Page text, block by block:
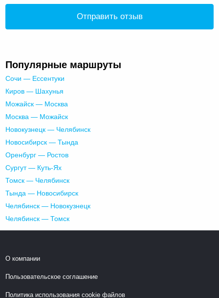
Отправить отзыв
Популярные маршруты
Сочи — Ессентуки
Киров — Шахунья
Можайск — Москва
Москва — Можайск
Новокузнецк — Челябинск
Новосибирск — Тында
Оренбург — Ростов
Сургут — Куть-Ях
Томск — Челябинск
Тында — Новосибирск
Челябинск — Новокузнецк
Челябинск — Томск
О компании
Пользовательское соглашение
Политика использования cookie файлов